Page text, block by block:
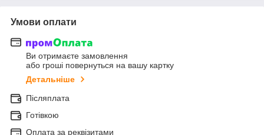
Умови оплати
Ви отримаєте замовлення
або гроші повернуться на вашу картку
Детальніше
Післяплата
Готівкою
Оплата за реквізитами